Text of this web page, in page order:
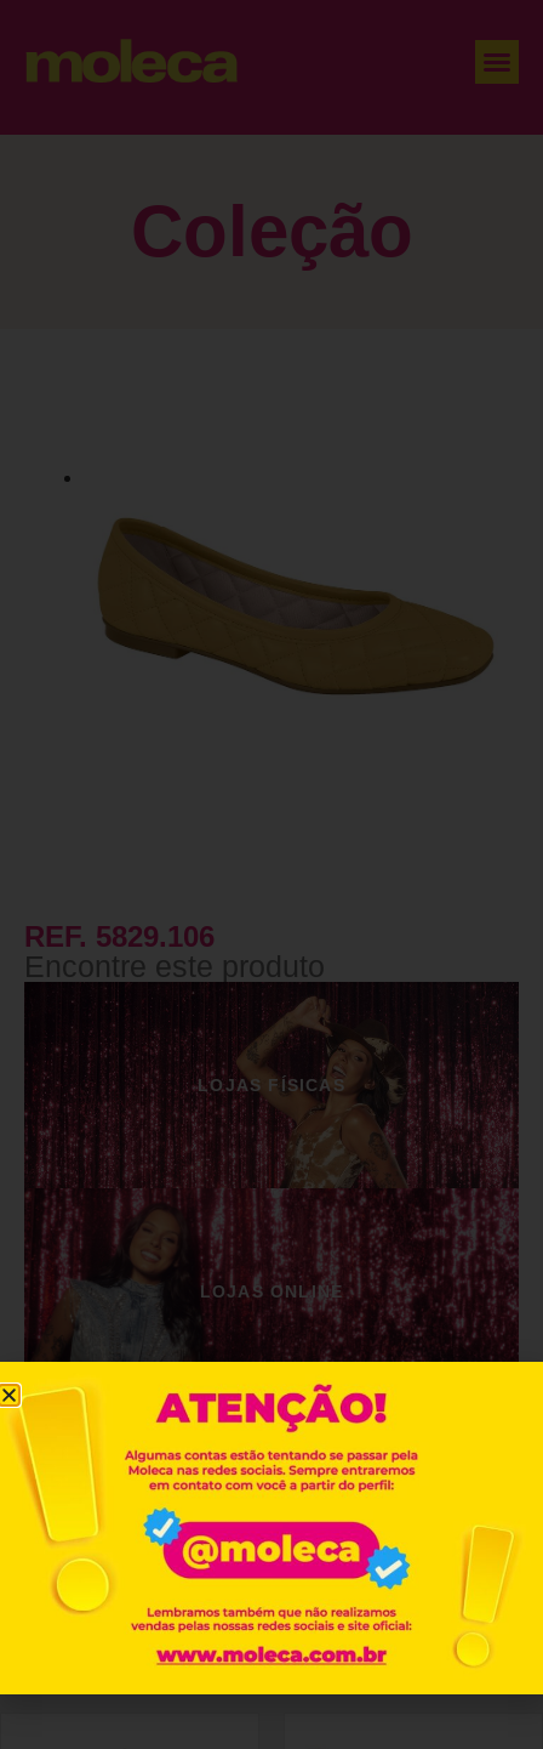
Coleção
REF. 5829.106
Encontre este produto
LOJAS FÍSICAS
LOJAS ONLINE
Produtos relacionados